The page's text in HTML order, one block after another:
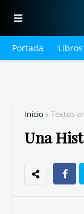
Portada Libros
Inicio Textos
Una